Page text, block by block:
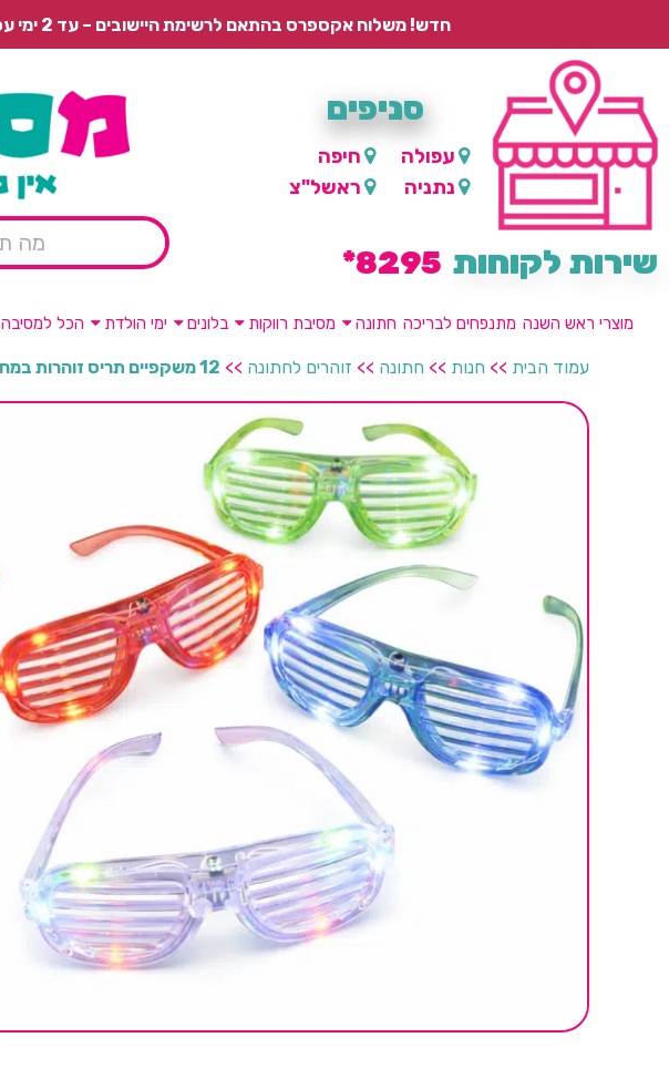
חדש! משלוח אקספרס בהתאם לרשימת היישובים – עד 2 ימי עסקים, ועד 4 ימי עסקים למוצרים ממותגים. משלוח רגיל בתשלום או איסוף עצמי חינם.
סניפים
עפולה
חיפה
נתניה
ראשל"צ
שירות לקוחות 8295*
מוצרי ראש השנה מתנפחים לבריכה חתונה מסיבת רווקות בלונים ימי הולדת הכל למסיבה
עמוד הבית >> חנות >> חתונה >> זוהרים לחתונה >> 12 משקפיים תריס זוהרות במחיר מבצע!